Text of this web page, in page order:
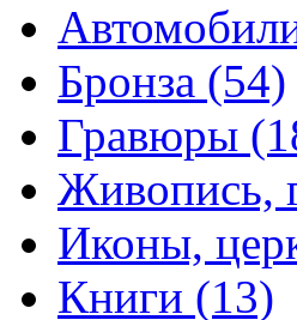
Бронза (54)
Гравюры
Живопись,
Иконы,
Книги (13)